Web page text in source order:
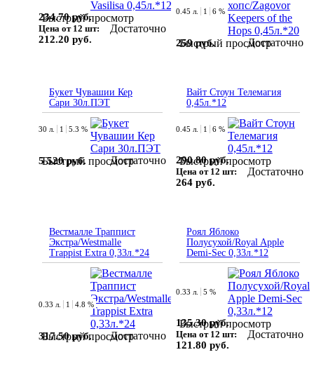
Быстрый просмотр
234.70 руб.
Цена от 12 шт:
212.20 руб.
Достаточно
Быстрый просмотр
0.45 л. 1 6 %
259 руб. Достаточно
Букет Чувашии Кер
Сари 30л.ПЭТ
Быстрый просмотр
30 л. 1 5.3 %
5 520 руб. Достаточно
Вайт Стоун Телемагия
0,45л.*12
Быстрый просмотр
0.45 л. 1 6 %
290.80 руб.
Цена от 12 шт:
264 руб.
Достаточно
Вестмалле Траппист
Экстра/Westmalle
Trappist Extra 0,33л.*24
Быстрый просмотр
0.33 л. 1 4.8 %
317.50 руб. Достаточно
Роял Яблоко
Полусухой/Royal Apple
Demi-Sec 0,33л.*12
Быстрый просмотр
0.33 л. 5 %
135.30 руб.
Цена от 12 шт:
121.80 руб.
Достаточно